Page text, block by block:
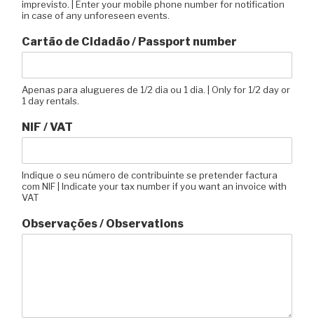
imprevisto. | Enter your mobile phone number for notification
in case of any unforeseen events.
Cartão de Cidadão / Passport number
Apenas para alugueres de 1/2 dia ou 1 dia. | Only for 1/2 day or
1 day rentals.
NIF / VAT
Indique o seu número de contribuinte se pretender factura
com NIF | Indicate your tax number if you want an invoice with
VAT
Observações / Observations